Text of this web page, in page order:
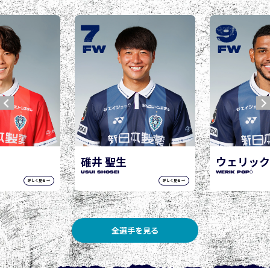
詳しく見る →
ウェリック ポポ
WERIK POPÓ
詳しく見る →
9
FW
城後 寿
JOGO Hisashi
10
FW
全選手を見る